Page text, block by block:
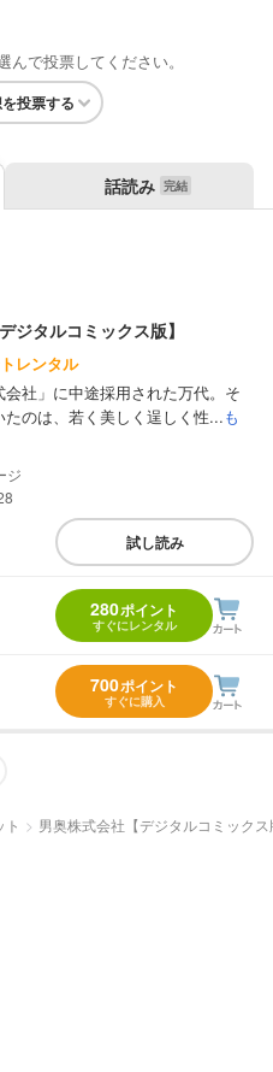
で投票してください。
投票する
話読み
ジタルコミックス版】
レンタル
社」に中途採用された万代。そ
たのは、若く美しく逞しく性...も
試し読み
280ポイント
すぐにレンタル
700ポイント
すぐに購入
ト 男奥株式会社【デジタルコミック